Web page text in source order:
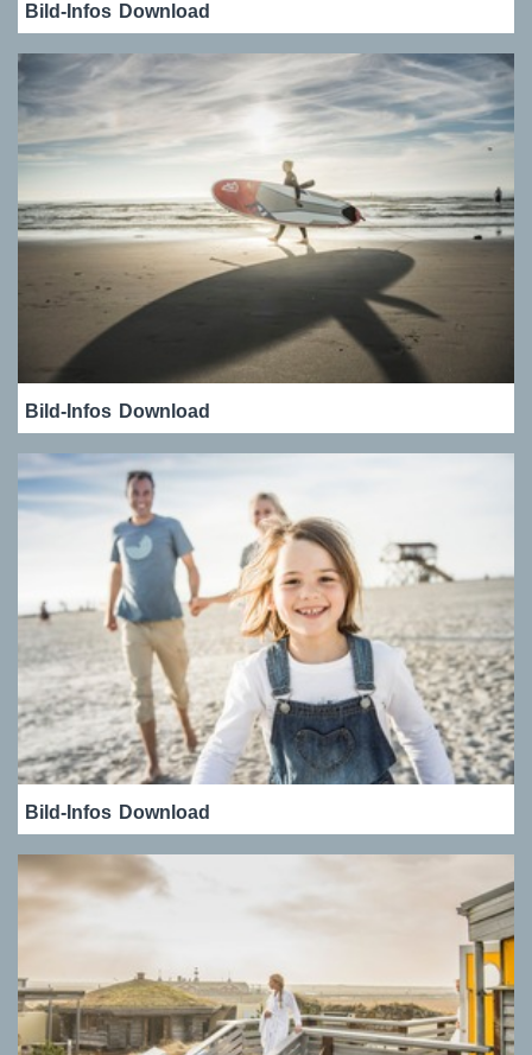
Bild-Infos Download
Bild-Infos Download
Bild-Infos Download